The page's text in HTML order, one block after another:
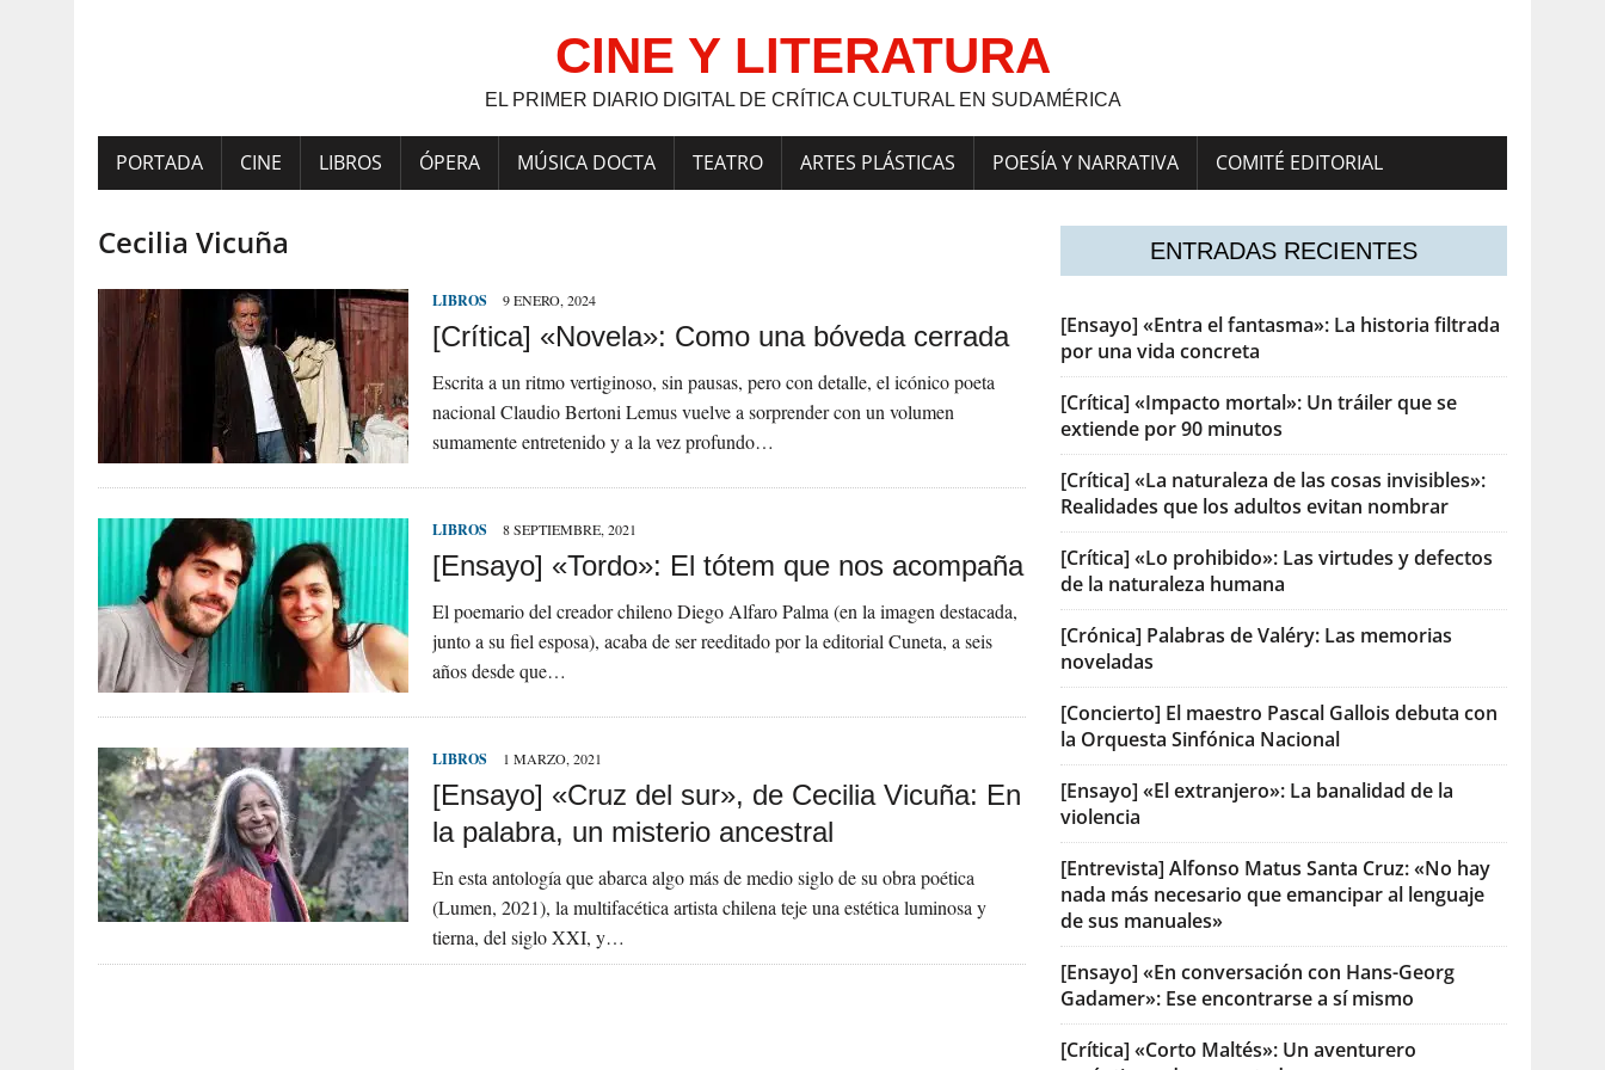
CINE Y LITERATURA
EL PRIMER DIARIO DIGITAL DE CRÍTICA CULTURAL EN SUDAMÉRICA
PORTADA CINE LIBROS ÓPERA MÚSICA DOCTA TEATRO ARTES PLÁSTICAS POESÍA Y NARRATIVA COMITÉ EDITORIAL
Cecilia Vicuña
LIBROS 9 ENERO, 2024
[Crítica] «Novela»: Como una bóveda cerrada
Escrita a un ritmo vertiginoso, sin pausas, pero con detalle, el icónico poeta
nacional Claudio Bertoni Lemus vuelve a sorprender con un volumen
sumamente entretenido y a la vez profundo…
LIBROS 8 SEPTIEMBRE, 2021
[Ensayo] «Tordo»: El tótem que nos acompaña
El poemario del creador chileno Diego Alfaro Palma (en la imagen destacada,
junto a su fiel esposa), acaba de ser reeditado por la editorial Cuneta, a seis
años desde que…
LIBROS 1 MARZO, 2021
[Ensayo] «Cruz del sur», de Cecilia Vicuña: En
la palabra, un misterio ancestral
En esta antología que abarca algo más de medio siglo de su obra poética
(Lumen, 2021), la multifacética artista chilena teje una estética luminosa y
tierna, del siglo XXI, y…
ENTRADAS RECIENTES
[Ensayo] «Entra el fantasma»: La historia filtrada
por una vida concreta
[Crítica] «Impacto mortal»: Un tráiler que se
extiende por 90 minutos
[Crítica] «La naturaleza de las cosas invisibles»:
Realidades que los adultos evitan nombrar
[Crítica] «Lo prohibido»: Las virtudes y defectos
de la naturaleza humana
[Crónica] Palabras de Valéry: Las memorias
noveladas
[Concierto] El maestro Pascal Gallois debuta con
la Orquesta Sinfónica Nacional
[Ensayo] «El extranjero»: La banalidad de la
violencia
[Entrevista] Alfonso Matus Santa Cruz: «No hay
nada más necesario que emancipar al lenguaje
de sus manuales»
[Ensayo] «En conversación con Hans-Georg
Gadamer»: Ese encontrarse a sí mismo
[Crítica] «Corto Maltés»: Un aventurero